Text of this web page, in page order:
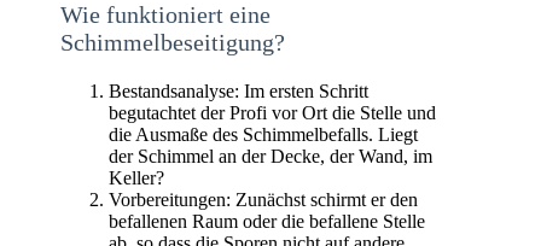
Wie funktioniert eine
Schimmelbeseitigung?
Bestandsanalyse: Im ersten Schritt
begutachtet der Profi vor Ort die Stelle und
die Ausmaße des Schimmelbefalls. Liegt
der Schimmel an der Decke, der Wand, im
Keller?
Vorbereitungen: Zunächst schirmt er den
befallenen Raum oder die befallene Stelle